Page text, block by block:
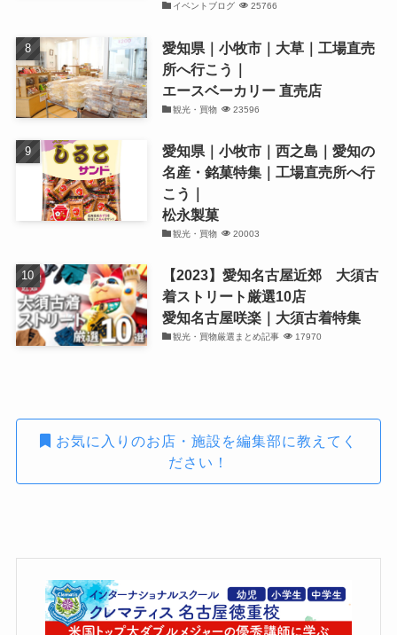
イベントブログ 25766
愛知県｜小牧市｜大草｜工場直売
所へ行こう｜
エースベーカリー 直売店
観光・買物 23596
愛知県｜小牧市｜西之島｜愛知の
名産・銘菓特集｜工場直売所へ行
こう｜
松永製菓
観光・買物 20003
【2023】愛知名古屋近郊 大須古
着ストリート厳選10店
愛知名古屋咲楽｜大須古着特集
観光・買物厳選まとめ記事 17970
お気に入りのお店・施設を編集部に教えてく
ださい！